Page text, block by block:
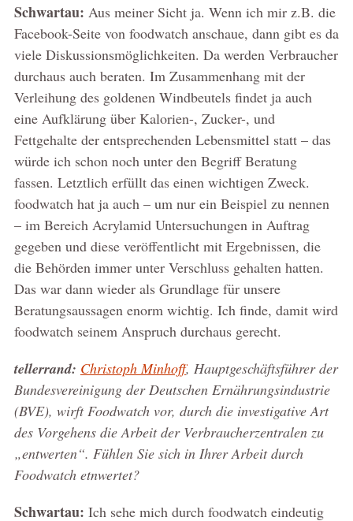
Schwartau: Aus meiner Sicht ja. Wenn ich mir z.B. die
Facebook-Seite von foodwatch anschaue, dann gibt es da
viele Diskussionsmöglichkeiten. Da werden Verbraucher
durchaus auch beraten. Im Zusammenhang mit der
Verleihung des goldenen Windbeutels findet ja auch
eine Aufklärung über Kalorien-, Zucker-, und
Fettgehalte der entsprechenden Lebensmittel statt – das
würde ich schon noch unter den Begriff Beratung
fassen. Letztlich erfüllt das einen wichtigen Zweck.
foodwatch hat ja auch – um nur ein Beispiel zu nennen
– im Bereich Acrylamid Untersuchungen in Auftrag
gegeben und diese veröffentlicht mit Ergebnissen, die
die Behörden immer unter Verschluss gehalten hatten.
Das war dann wieder als Grundlage für unsere
Beratungsaussagen enorm wichtig. Ich finde, damit wird
foodwatch seinem Anspruch durchaus gerecht.
tellerrand: Christoph Minhoff, Hauptgeschäftsführer der
Bundesvereinigung der Deutschen Ernährungsindustrie
(BVE), wirft Foodwatch vor, durch die investigative Art
des Vorgehens die Arbeit der Verbraucherzentralen zu
„entwerten“. Fühlen Sie sich in Ihrer Arbeit durch
Foodwatch etnwertet?
Schwartau: Ich sehe mich durch foodwatch eindeutig